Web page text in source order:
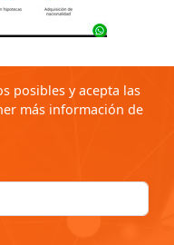
posibles y acepta las
más información de